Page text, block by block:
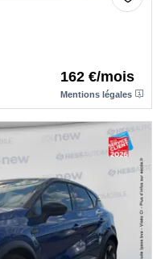
162 €/mois
Mentions légales